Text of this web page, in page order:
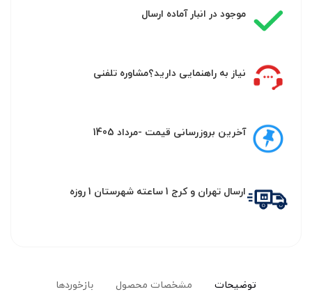
موجود در انبار آماده ارسال
نیاز به راهنمایی دارید؟مشاوره تلفنی
آخرین بروزرسانی قیمت -مرداد 1405
ارسال تهران و کرج 1 ساعته شهرستان 1 روزه
توضیحات مشخصات محصول بازخوردها